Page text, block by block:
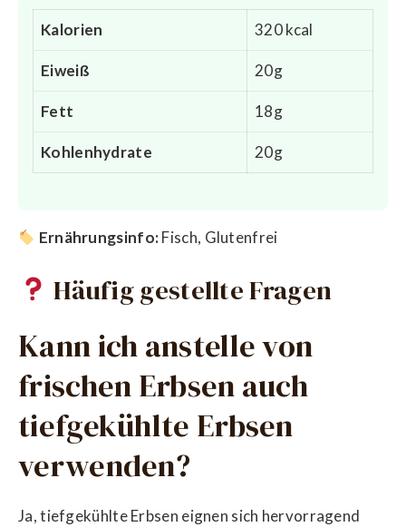
Kalorien 320 kcal
Eiweiß 20g
Fett 18g
Kohlenhydrate 20g
Ernährungsinfo:Fisch, Glutenfrei
Häufig gestellte Fragen
Kann ich anstelle von
frischen Erbsen auch
tiefgekühlte Erbsen
verwenden?
Ja, tiefgekühlte Erbsen eignen sich hervorragend